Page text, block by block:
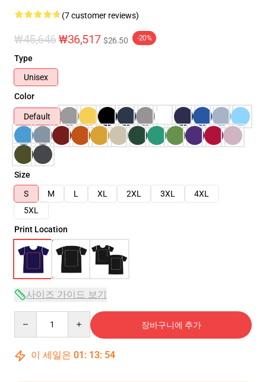
(7 customer reviews)
₩45,646₩36,517 $26.50 -20%
Type
Unisex
Color
Default
Size
S
M L XL 2XL 3XL
4XL
5XL
Print Location
사이즈 가이드 보기
장바구니에 추가
이 세일은 01 : 13: 53